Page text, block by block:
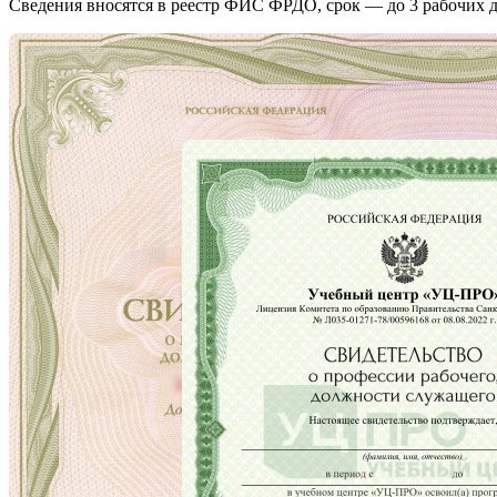
Сведения вносятся в реестр ФИС ФРДО, срок — до 3 рабочих